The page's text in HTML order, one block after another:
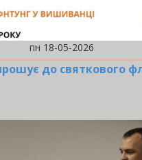
пн 18-05-2026
до святкового